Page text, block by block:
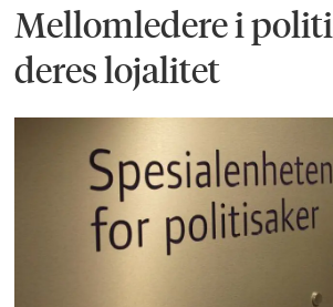
Mellomledere i
deres lojalitet